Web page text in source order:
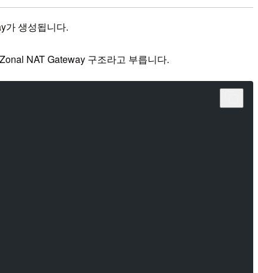
가 생성됩니다.
NAT Gateway 구조라고 부릅니다.